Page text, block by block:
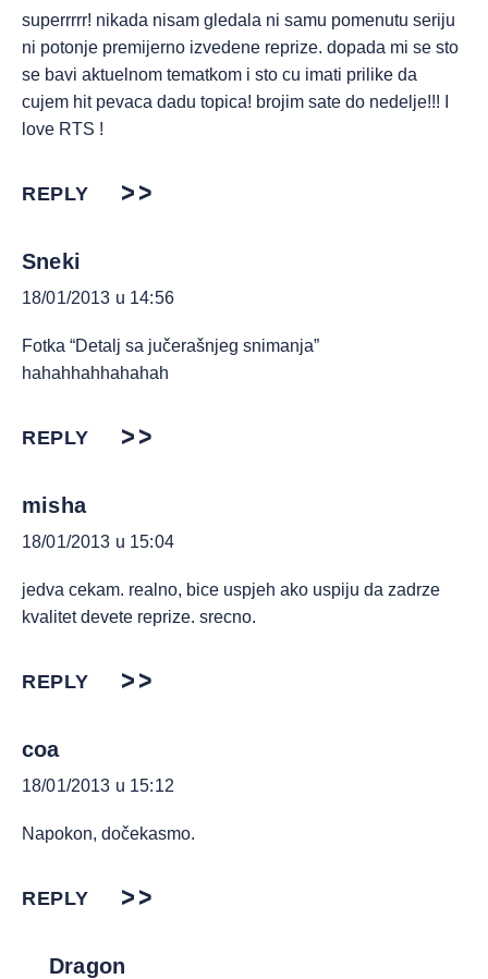
superrrrr! nikada nisam gledala ni samu pomenutu seriju
ni potonje premijerno izvedene reprize. dopada mi se sto
se bavi aktuelnom tematkom i sto cu imati prilike da
cujem hit pevaca dadu topica! brojim sate do nedelje!!! I
love RTS !
REPLY
Sneki
18/01/2013 u 14:56
Fotka “Detalj sa jučerašnjeg snimanja”
hahahhahhahahah
REPLY
misha
18/01/2013 u 15:04
jedva cekam. realno, bice uspjeh ako uspiju da zadrze
kvalitet devete reprize. srecno.
REPLY
coa
18/01/2013 u 15:12
Napokon, dočekasmo.
REPLY
Dragon